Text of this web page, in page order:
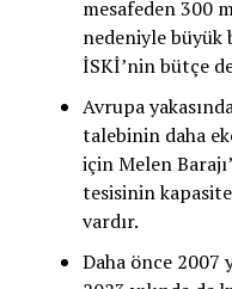
mesafeden 300
nedeniyle
İSKİ’nin bütçe
Avrupa
talebinin daha
için Melen
tesisinin
vardır.
Daha önce 2007